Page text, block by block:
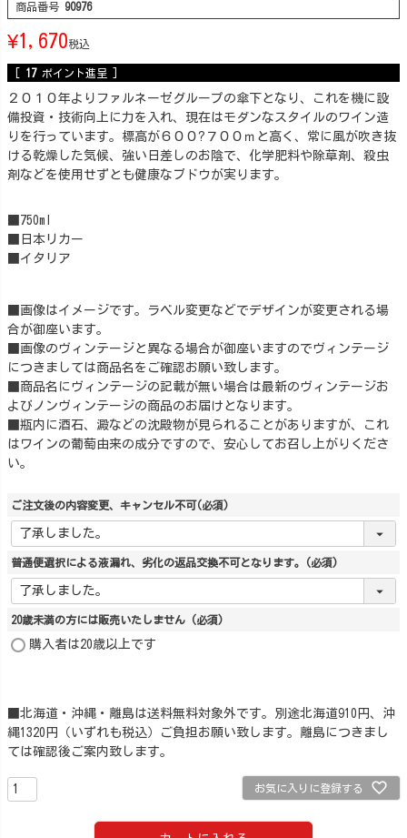
商品番号 90976
¥1,670税込
17 ポイント進呈 ]
２０１０年よりファルネーゼグループの傘下となり、これを機に設
備投資・技術向上に力を入れ、現在はモダンなスタイルのワイン造
りを行っています。標高が６００?７００ｍと高く、常に風が吹き抜
ける乾燥した気候、強い日差しのお陰で、化学肥料や除草剤、殺虫
剤などを使用せずとも健康なブドウが実ります。
■750ml
■日本リカー
■イタリア
■画像はイメージです。ラベル変更などでデザインが変更される場
合が御座います。
■画像のヴィンテージと異なる場合が御座いますのでヴィンテージ
につきましては商品名をご確認お願い致します。
■商品名にヴィンテージの記載が無い場合は最新のヴィンテージお
よびノンヴィンテージの商品のお届けとなります。
■瓶内に酒石、澱などの沈殿物が見られることがありますが、これ
はワインの葡萄由来の成分ですので、安心してお召し上がりくださ
い。
ご注文後の内容変更、キャンセル不可(必須)
普通便選択による液漏れ、劣化の返品交換不可となります。 (必須)
20歳未満の方には販売いたしません (必須)
購入者は20歳以上です
■北海道・沖縄・離島は送料無料対象外です。別途北海道910円、沖
縄1320円（いずれも税込）ご負担お願い致します。離島につきまし
ては確認後ご案内致します。
お気に入りに登録する